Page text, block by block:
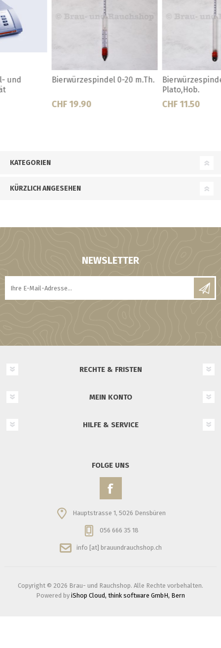
Bierwürzespindel 0-20
Plato,Hob.
Clinitest-Set (36
Testtabletten)
KATEGORIEN
KÜRZLICH ANGESEHEN
NEWSLETTER
RECHTE & FRISTEN
MEIN KONTO
HILFE & SERVICE
FOLGE UNS
Hauptstrasse 1, 5026 Densbüren
056 666 35 18
info [at] brauundrauchshop.ch
Copyright © 2026 Brau- und Rauchshop. Alle Rechte vorbehalten.
Powered by iShop Cloud, think software GmbH, Bern